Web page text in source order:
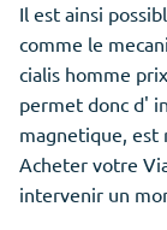
Il est ainsi
comme le
cialis homme
permet donc d'
magnetique, est
Acheter votre
intervenir un